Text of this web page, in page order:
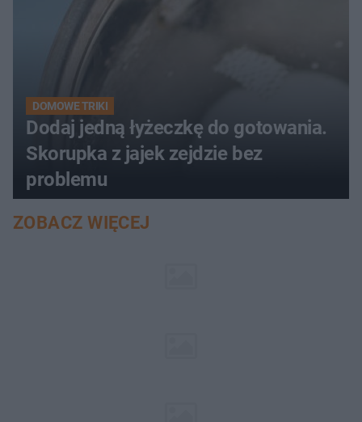
DOMOWE TRIKI
Dodaj jedną łyżeczkę do gotowania.
Skorupka z jajek zejdzie bez
problemu
ZOBACZ WIĘCEJ